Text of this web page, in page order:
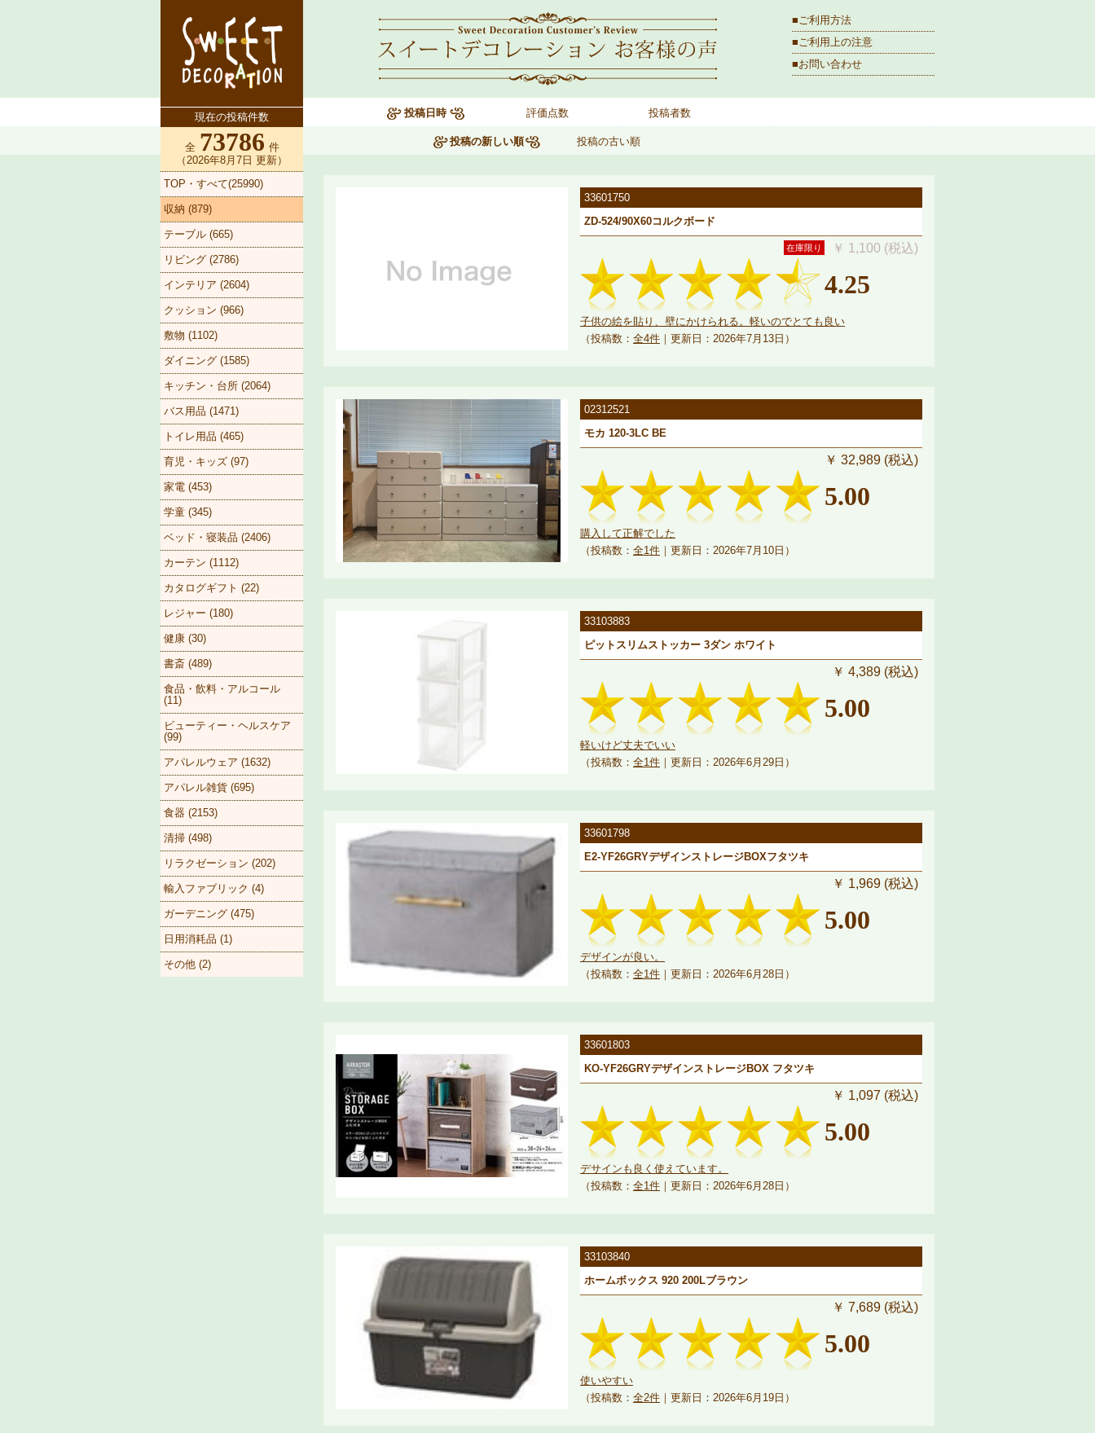
現在の投稿件数
全 73786 件
（2026年8月7日 更新）
TOP・すべて(25990)
収納 (879)
テーブル (665)
リビング (2786)
インテリア (2604)
クッション (966)
敷物 (1102)
ダイニング (1585)
キッチン・台所 (2064)
バス用品 (1471)
トイレ用品 (465)
育児・キッズ (97)
家電 (453)
学童 (345)
ベッド・寝装品 (2406)
カーテン (1112)
カタログギフト (22)
レジャー (180)
健康 (30)
書斎 (489)
食品・飲料・アルコール
(11)
ビューティー・ヘルスケア
(99)
アパレルウェア (1632)
アパレル雑貨 (695)
食器 (2153)
清掃 (498)
リラクゼーション (202)
輸入ファブリック (4)
ガーデニング (475)
日用消耗品 (1)
その他 (2)
■ご利用方法
■ご利用上の注意
■お問い合わせ
投稿日時 評価点数 投稿者数
投稿の新しい順 投稿の古い順
33601750
ZD-524/90X60コルクボード
在庫限り ￥ 1,100 (税込)
4.25
子供の絵を貼り、壁にかけられる。軽いのでとても良い
（投稿数： 全4件 ｜更新日：2026年7月13日）
02312521
モカ 120-3LC BE
￥ 32,989 (税込)
5.00
購入して正解でした
（投稿数： 全1件 ｜更新日：2026年7月10日）
33103883
ピットスリムストッカー 3ダン ホワイト
￥ 4,389 (税込)
5.00
軽いけど丈夫でいい
（投稿数： 全1件 ｜更新日：2026年6月29日）
33601798
E2-YF26GRYデザインストレージBOXフタツキ
￥ 1,969 (税込)
5.00
デザインが良い。
（投稿数： 全1件 ｜更新日：2026年6月28日）
33601803
KO-YF26GRYデザインストレージBOX フタツキ
￥ 1,097 (税込)
5.00
デサインも良く使えています。
（投稿数： 全1件 ｜更新日：2026年6月28日）
33103840
ホームボックス 920 200Lブラウン
￥ 7,689 (税込)
5.00
使いやすい
（投稿数： 全2件 ｜更新日：2026年6月19日）